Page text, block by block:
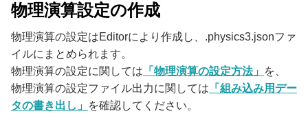
物理演算設定の作成
物理演算の設定はEditorにより作成し、.physics3.jsonファ
イルにまとめられます。
物理演算の設定に関しては 「物理演算の設定方法」 を、
物理演算の設定ファイル出力に関しては 「組み込み用デー
タの書き出し」 を確認してください。